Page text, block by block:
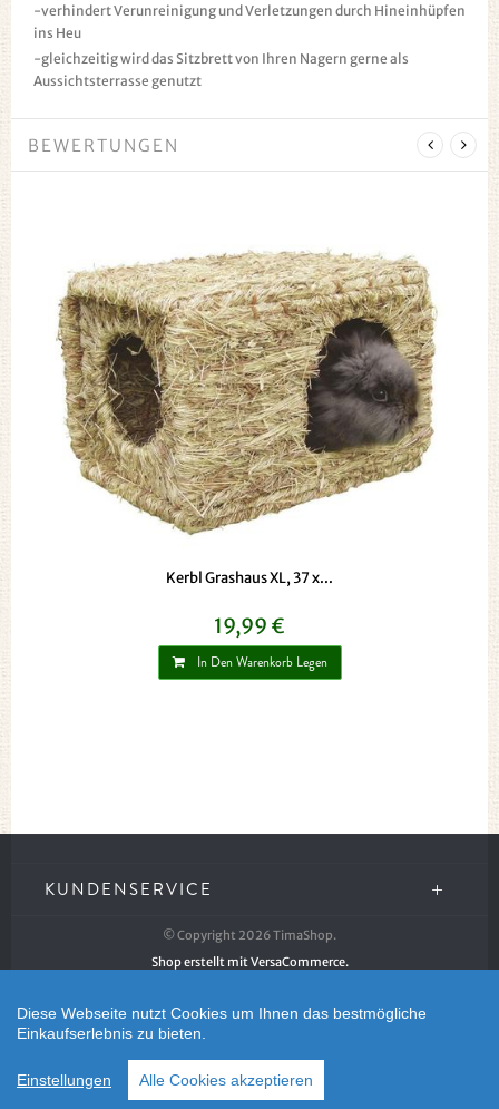
-verhindert Verunreinigung und Verletzungen durch Hineinhüpfen
ins Heu
-gleichzeitig wird das Sitzbrett von Ihren Nagern gerne als
Aussichtsterrasse genutzt
BEWERTUNGEN
Kerbl Grashaus XL, 37 x...
19,99 €
In Den Warenkorb Legen
KUNDENSERVICE
© Copyright 2026 TimaShop.
Shop erstellt mit VersaCommerce.
Diese Webseite nutzt Cookies um Ihnen das bestmögliche
Einkaufserlebnis zu bieten.
Einstellungen Alle Cookies akzeptieren